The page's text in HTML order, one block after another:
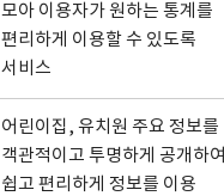
모아 이용자가 원하는 통계를
편리하게 이용할 수 있도록
서비스
어린이집, 유치원 주요 정보를
객관적이고 투명하게 공개하여
쉽고 편리하게 정보를 이용